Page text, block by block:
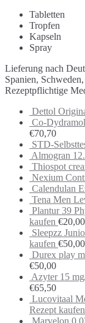
Tabletten
Tropfen
Kapseln
Spray
Lieferung nach
Spanien,
Rezeptpflichtige
Dettol
Co-
€70,70
STD-
Almogran
Thiospot
Nexium
Calendulan
Tena Men
Plantur 39
kaufen €20,00
Sleepzz
kaufen €50,00
Durex play
€50,00
Azyter 15
€65,50
Lucovitaal
Rezept kaufen
Marvelon